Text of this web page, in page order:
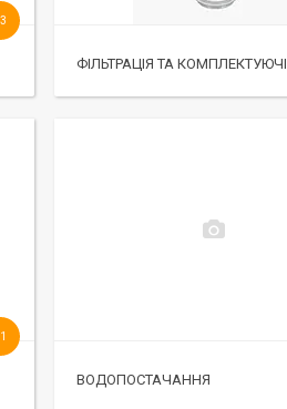
ФІЛЬТРАЦІЯ ТА КОМПЛЕКТУЮЧІ
ВОДОПОСТАЧАННЯ